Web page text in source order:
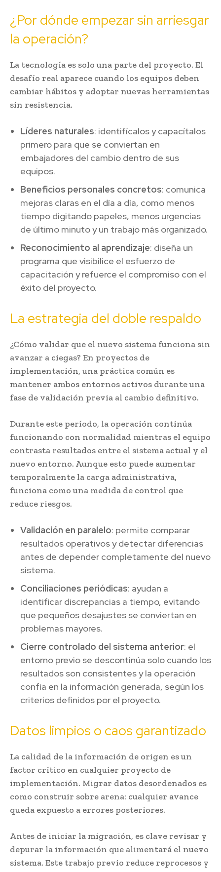
¿Por dónde empezar sin arriesgar
la operación?
La tecnología es solo una parte del proyecto. El
desafío real aparece cuando los equipos deben
cambiar hábitos y adoptar nuevas herramientas
sin resistencia.
Líderes naturales: identifícalos y capacítalos
primero para que se conviertan en
embajadores del cambio dentro de sus
equipos.
Beneficios personales concretos: comunica
mejoras claras en el día a día, como menos
tiempo digitando papeles, menos urgencias
de último minuto y un trabajo más organizado.
Reconocimiento al aprendizaje: diseña un
programa que visibilice el esfuerzo de
capacitación y refuerce el compromiso con el
éxito del proyecto.
La estrategia del doble respaldo
¿Cómo validar que el nuevo sistema funciona sin
avanzar a ciegas? En proyectos de
implementación, una práctica común es
mantener ambos entornos activos durante una
fase de validación previa al cambio definitivo.
Durante este período, la operación continúa
funcionando con normalidad mientras el equipo
contrasta resultados entre el sistema actual y el
nuevo entorno. Aunque esto puede aumentar
temporalmente la carga administrativa,
funciona como una medida de control que
reduce riesgos.
Validación en paralelo: permite comparar
resultados operativos y detectar diferencias
antes de depender completamente del nuevo
sistema.
Conciliaciones periódicas: ayudan a
identificar discrepancias a tiempo, evitando
que pequeños desajustes se conviertan en
problemas mayores.
Cierre controlado del sistema anterior: el
entorno previo se descontinúa solo cuando los
resultados son consistentes y la operación
confía en la información generada, según los
criterios definidos por el proyecto.
Datos limpios o caos garantizado
La calidad de la información de origen es un
factor crítico en cualquier proyecto de
implementación. Migrar datos desordenados es
como construir sobre arena: cualquier avance
queda expuesto a errores posteriores.
Antes de iniciar la migración, es clave revisar y
depurar la información que alimentará el nuevo
sistema. Este trabajo previo reduce reprocesos y